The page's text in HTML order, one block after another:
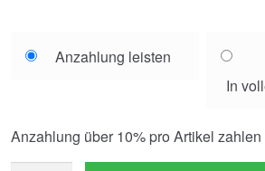
your
Anzahlung leisten
In
Anzahlung über 10% pro Artikel zahlen